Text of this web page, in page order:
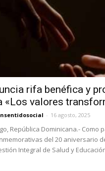
rifa benéfica y
«Los valores
- 16 agosto, 2025
República Dominicana.- Como
del 20 aniversario
Integral de Salud y